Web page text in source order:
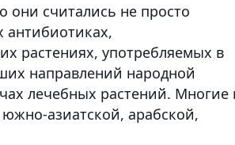
они считались не просто
растениях, употребляемых в
направлений народной
лечебных растений. Многие
азиатской, арабской,